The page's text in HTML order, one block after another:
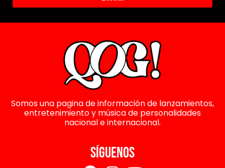
Somos una pagina de información de lanzamientos,
entretenimiento y música de personalidades
nacional e internacional.
SÍGUENOS